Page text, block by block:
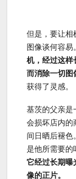
但是，要让相
图像谈何容易
机，经过这样
而消除一切图
获得了灵感。
基茨的父亲是
会损坏店内的
间日晒后褪色
是他所需要的
它经过长期曝
像的正片。